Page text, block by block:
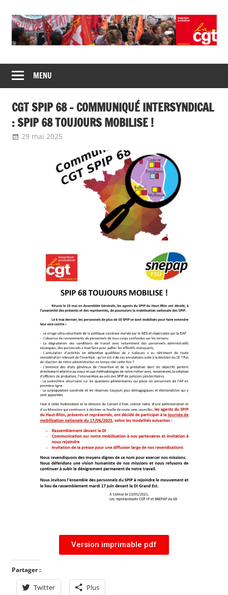
CGT
insertion
probation
de
syndicats
CGT
insertion
probation
MENU
CGT SPIP 68 – COMMUNIQUÉ INTERSYNDICAL
: SPIP 68 TOUJOURS MOBILISE !
29 mai 2025
Version imprimable pdf
Partager :
Twitter Plus